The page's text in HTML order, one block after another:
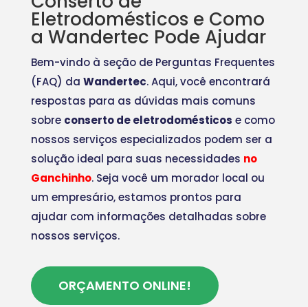
Eletrodomésticos e Como
a Wandertec Pode Ajudar
Bem-vindo à seção de Perguntas Frequentes
(FAQ) da Wandertec. Aqui, você encontrará
respostas para as dúvidas mais comuns
sobre conserto de eletrodomésticos e como
nossos serviços especializados podem ser a
solução ideal para suas necessidades no
Ganchinho. Seja você um morador local ou
um empresário, estamos prontos para
ajudar com informações detalhadas sobre
nossos serviços.
ORÇAMENTO ONLINE!